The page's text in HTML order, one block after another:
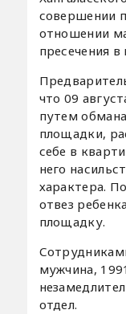
совершении
отношении
пресечения
что 09
путем
площадки,
себе в
него
характера.
отвез
площадку.
мужчина,
отдел.